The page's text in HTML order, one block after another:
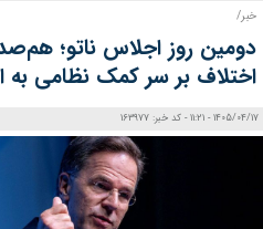
خبر/
دومین روز اجلاس ناتو؛
اختلاف بر سر کمک نظامی به
1405/04/17 - 11:21 - کد خبر: 163977